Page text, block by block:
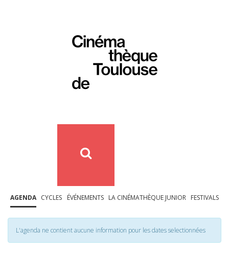
AGENDA CYCLES ÉVÉNEMENTS LA CINÉMATHÈQUE JUNIOR FESTIVALS
L'agenda ne contient aucune information pour les dates selectionnées